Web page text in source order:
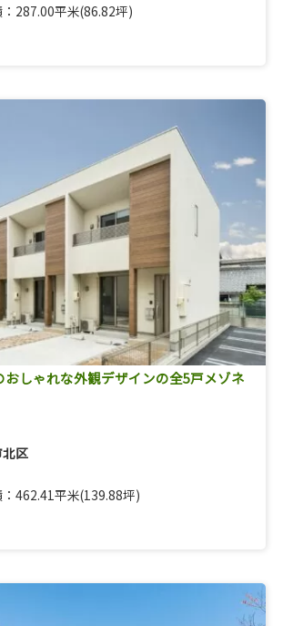
287.00平米(86.82坪)
おしゃれな外観デザインの全5戸メゾネ
区
462.41平米(139.88坪)